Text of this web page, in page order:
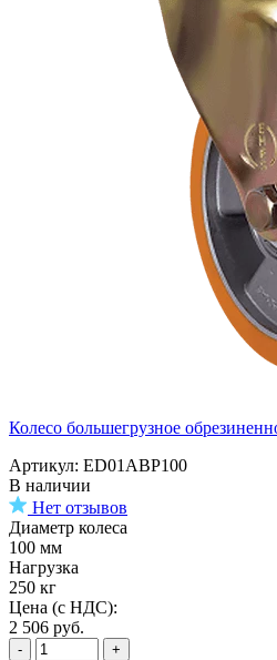
Колесо большегрузное
Артикул: ED01ABP100
В наличии
Нет отзывов
Диаметр колеса
100 мм
Нагрузка
250 кг
Цена (с НДС):
2 506 руб.
- +